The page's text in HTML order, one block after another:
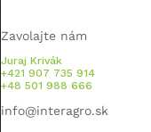
Zavolajte nám
Juraj Krivák
+421 907 735 914
+48 501 988 666
info@interagro.sk